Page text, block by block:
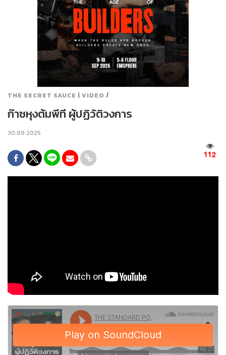
THE SECRET SAUCE | VIDEO /
ก๊าซหุงต้มพีที ผู้ปฏิวัติวงการ
30.09.2025
112